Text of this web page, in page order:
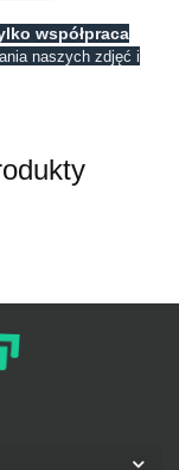
współpraca
naszych zdjęć i